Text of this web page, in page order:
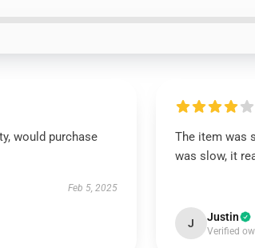
would purchase
Feb 5, 2025
The item was
was slow, it
J Justin
Verified